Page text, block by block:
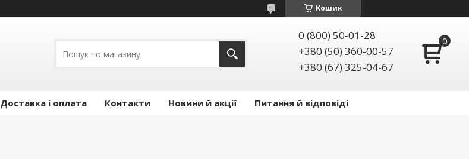
Кошик
0 (800) 50-01-28
+380 (50) 360-00-57
+380 (67) 325-04-67
Доставка і оплата Контакти Новини й акції Питання й відповіді